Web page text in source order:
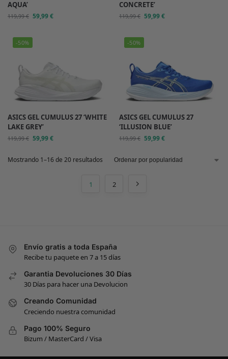
AQUA’
119,99€ 59,99€
CONCRETE’
119,99€ 59,99€
-50%
ASICS GEL CUMULUS 27 ‘WHITE
LAKE GREY’
119,99€ 59,99€
-50%
ASICS GEL CUMULUS 27
‘ILLUSION BLUE’
119,99€ 59,99€
Mostrando 1–16 de 20 resultados
1 2
Envío gratis a toda España
Recibe tu paquete en 7 a 15 días
Garantia Devoluciones 30 Días
30 Días para hacer una Devolucion
Creando Comunidad
Creciendo nuestra comunidad
Pago 100% Seguro
Bizum / MasterCard / Visa